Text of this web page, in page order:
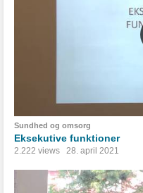
Sundhed og omsorg
Eksekutive funktioner
2.222 views 28. april 2021